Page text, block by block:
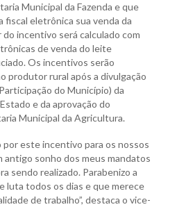
Municipal da Fazenda e que
eletrônica sua venda da
incentivo será calculado com
de venda do leite
Os incentivos serão
produtor rural após a divulgação
do Município) da
e da aprovação do
Municipal da Agricultura.
por este incentivo para os nossos
antigo sonho dos meus mandatos
sendo realizado. Parabenizo a
luta todos os dias e que merece
de trabalho”, destaca o vice-